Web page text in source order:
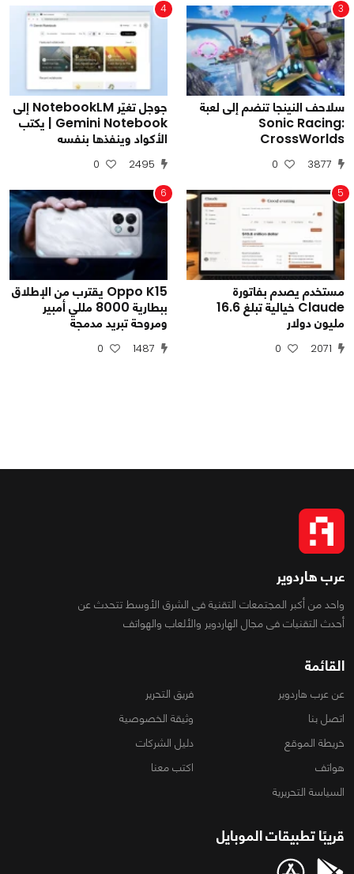
3
سلاحف النينجا تنضم إلى لعبة
Sonic Racing:
CrossWorlds
3877
0
4
جوجل تغيّر NotebookLM إلى
Gemini Notebook | يكتب
الأكواد وينفذها بنفسه
2495
0
5
مستخدم يصدم بفاتورة
Claude خيالية تبلغ 16.6
مليون دولار
2071
0
6
Oppo K15 يقترب من الإطلاق
ببطارية 8000 مللي أمبير
ومروحة تبريد مدمجة
1487
0
عرب هاردوير
واحد من أكبر المجتمعات التقنية فى الشرق الأوسط تتحدث عن
أحدث التقنيات فى مجال الهاردوير والألعاب والهواتف
القائمة
عن عرب هاردوير
فريق التحرير
اتصل بنا
وثيقة الخصوصية
خريطة الموقع
دليل الشركات
هواتف
اكتب معنا
السياسة التحريرية
قريبًا تطبيقات الموبايل